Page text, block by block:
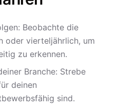
Beobachte die
oder vierteljährlich, um
zu erkennen.
Branche: Strebe
deinen
sind.